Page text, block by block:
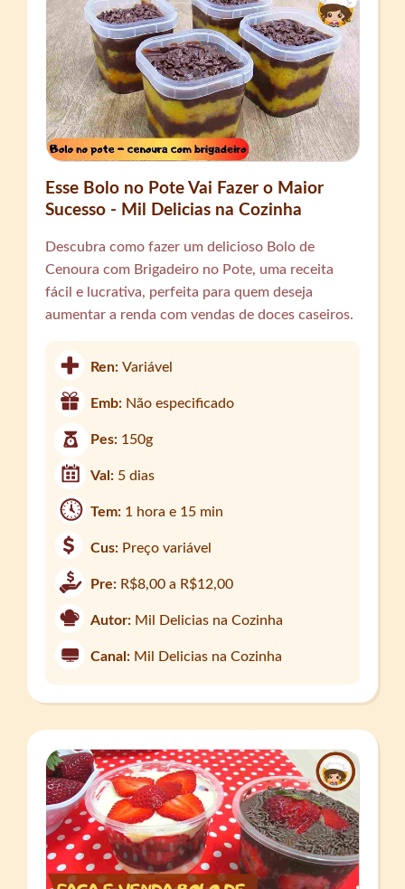
Esse Bolo no Pote Vai Fazer o Maior
Sucesso - Mil Delicias na Cozinha
Descubra como fazer um delicioso Bolo de
Cenoura com Brigadeiro no Pote, uma receita
fácil e lucrativa, perfeita para quem deseja
aumentar a renda com vendas de doces caseiros.
Ren:Variável
Emb: Não especificado
Pes: 150g
Val: 5 dias
Tem: 1 hora e 15 min
Cus: Preço variável
Pre: R$8,00 a R$12,00
Autor: Mil Delicias na Cozinha
Canal: Mil Delicias na Cozinha